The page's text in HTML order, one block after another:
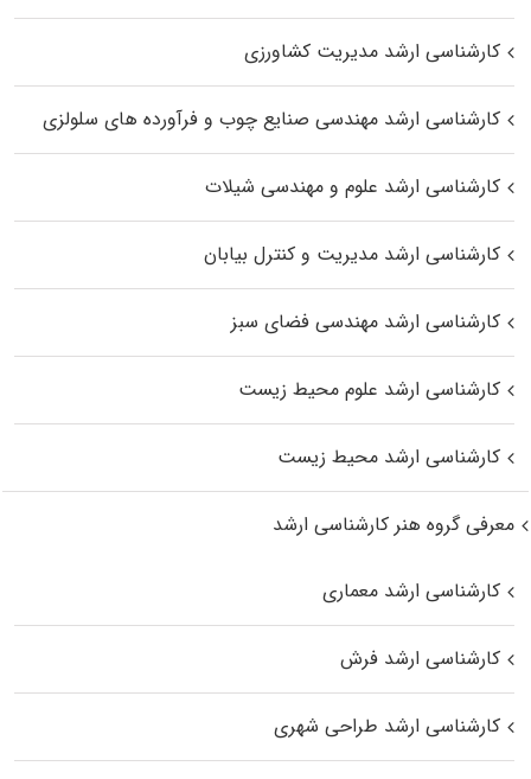
کارشناسی ارشد مدیریت کشاورزی
کارشناسی ارشد مهندسی صنایع چوب و فرآورده‌ های سلولزی
کارشناسی ارشد علوم و مهندسی شیلات
کارشناسی ارشد مدیریت و کنترل بیابان
کارشناسی ارشد مهندسی فضای سبز
کارشناسی ارشد علوم محیط‌ زیست
کارشناسی ارشد محیط زیست
معرفی گروه هنر کارشناسی ارشد
کارشناسی ارشد معماری
کارشناسی ارشد فرش
کارشناسی ارشد طراحی شهری